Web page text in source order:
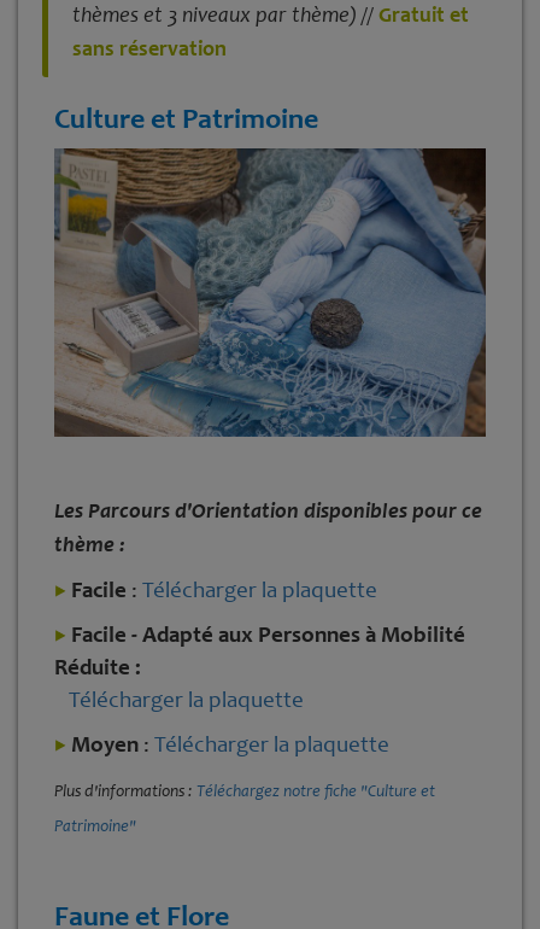
thèmes et 3 niveaux par thème) //Gratuit et
sans réservation
Culture et Patrimoine
Les Parcours d'Orientation disponibles pour ce
thème :
Facile : Télécharger la plaquette
Facile - Adapté aux Personnes à Mobilité
Réduite :
Télécharger la plaquette
Moyen : Télécharger la plaquette
Plus d'informations : Téléchargez notre fiche "Culture et
Patrimoine"
Faune et Flore